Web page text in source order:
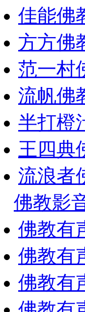
佳能佛
方方佛
范一村
流帆佛
半打橙
王四典
流浪者
佛教影
佛教有
佛教有
佛教有